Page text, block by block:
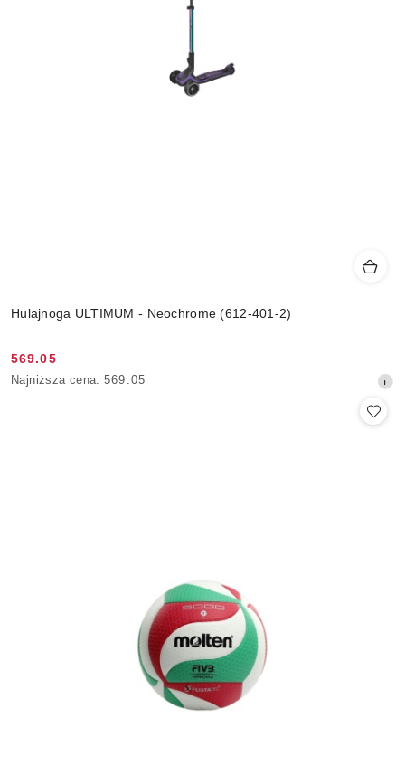
Hulajnoga ULTIMUM - Neochrome (612-401-2)
Cena
promocyjna:
569.05
Najniższa
Najniższa cena: 569.05